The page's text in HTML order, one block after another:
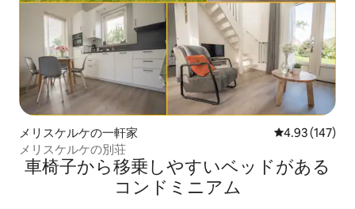
メリスケルケの一軒家 レビュー147
4.93 (147)
メリスケルケの別荘
車椅子から移乗しやすいベッドがある
コンドミニアム